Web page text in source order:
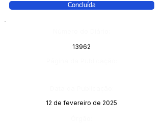
Concluída
13962
12 de fevereiro de 2025